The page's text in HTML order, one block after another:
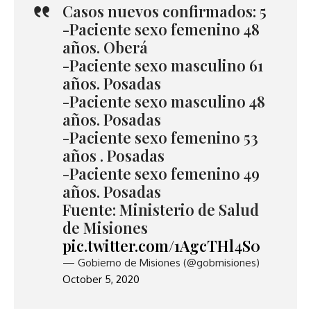
Casos nuevos confirmados: 5
-Paciente sexo femenino 48
años. Oberá
-Paciente sexo masculino 61
años. Posadas
-Paciente sexo masculino 48
años. Posadas
-Paciente sexo femenino 53
años . Posadas
-Paciente sexo femenino 49
años. Posadas
Fuente: Ministerio de Salud
de Misiones
pic.twitter.com/1AgcTHl4S0
— Gobierno de Misiones (@gobmisiones)
October 5, 2020